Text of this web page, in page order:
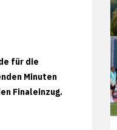
für die
Minuten
Finaleinzug.